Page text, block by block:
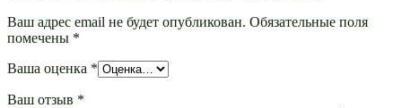
Ваш адрес email не будет опубликован. Обязательные поля
помечены *
Ваша оценка *
Ваш отзыв *